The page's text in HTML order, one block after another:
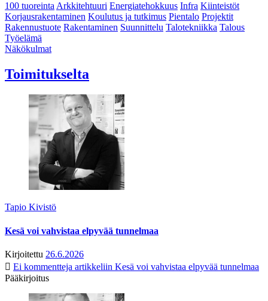
100 tuoreintaArkkitehtuuri Energiatehokkuus Infra Kiinteistöt
Korjausrakentaminen Koulutus ja tutkimus Pientalo Projektit
Rakennustuote Rakentaminen Suunnittelu Talotekniikka Talous
Työelämä
Näkökulmat
Toimitukselta
Tapio Kivistö
Kesä voi vahvistaa elpyvää tunnelmaa
Kirjoitettu 26.6.2026
Ei kommentteja artikkeliin Kesä voi vahvistaa elpyvää tunnelmaa
Pääkirjoitus